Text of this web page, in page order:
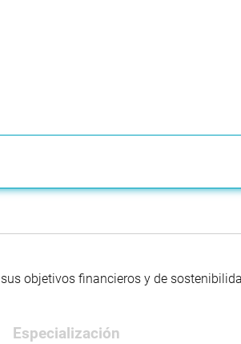
objetivos financieros y de
Especialización